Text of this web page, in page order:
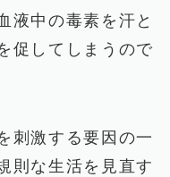
液中の毒素を汗と
促してしまうので
刺激する要因の一
則な生活を見直す